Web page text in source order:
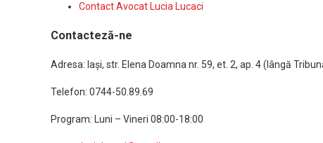
Contact Avocat Lucia Lucaci
Contacteză-ne
Adresa: Iaşi, str. Elena Doamna nr. 59, et. 2, ap. 4 (lângă
Telefon: 0744-50.89.69
Program: Luni – Vineri 08:00-18:00